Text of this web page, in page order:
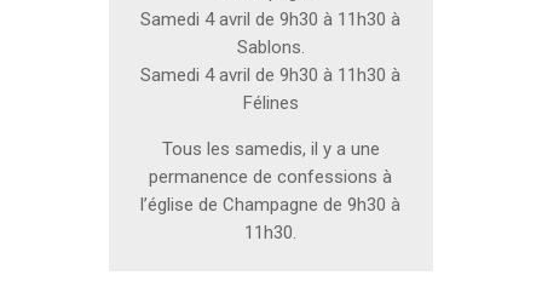
Samedi 4 avril de 9h30 à 11h30 à
Sablons.
Samedi 4 avril de 9h30 à 11h30 à
Félines
Tous les samedis, il y a une
permanence de confessions à
l’église de Champagne de 9h30 à
11h30.